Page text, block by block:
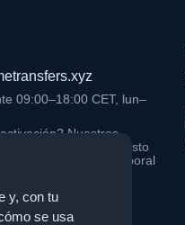
y, con tu
se usa
09:00–18:00 CET, lun–
Nuestros
responden 24/7. El resto
atienden en horario laboral